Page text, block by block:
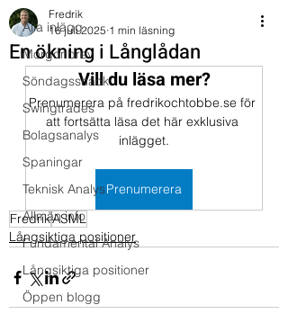
Alla inlägg
Morgonbrev
Söndagssnack
Swingtrades
Bolagsanalys
Spaningar
Teknisk Analys
Allmän info
Fundamental Analys
Långsiktiga positioner
Öppen blogg
En ökning i Långlådan
Fredrik
16 juli 2025 1 min läsning
Vill du läsa mer?
Prenumerera på fredrikochtobbe.se för
att fortsätta läsa det här exklusiva
inlägget.
Prenumerera
FredrikASML
Långsiktiga positioner